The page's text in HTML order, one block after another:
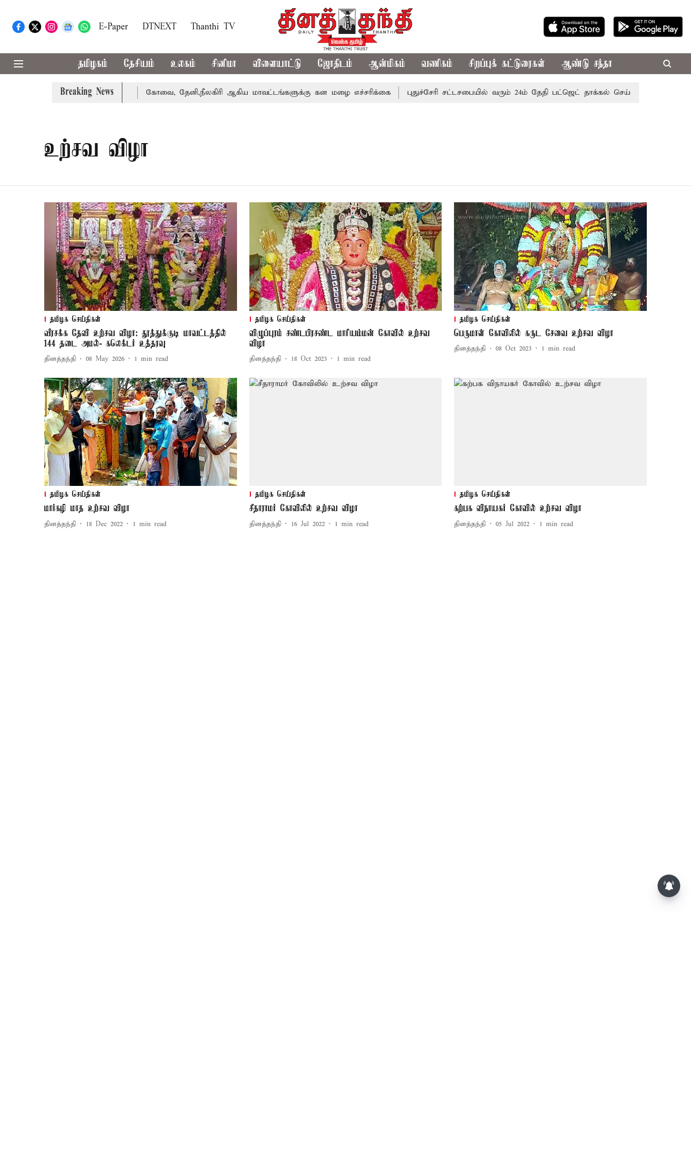
E-Paper DTNEXT Thanthi TV
தமிழகம் தேசியம் உலகம் சினிமா விளையாட்டு ஜோதிடம் ஆன்மிகம் வணிகம் சிறப்புக் கட்டுரைகள் ஆண்டு சந்தா
Breaking News
வழக்கை வாபஸ் பெற்றார் சங்கீதா கோவை, தேனி,நீலகிரி ஆகிய மாவட்டங்களுக்கு கன மழை எச்சரிக்கை புதுச்சேரி சட்டசபையில் வரும் 24ம் தேதி பட்ஜெட் தாக்கல் செய்கிறார் முதல்-
உற்சவ விழா
தமிழக செய்திகள்
வீரசக்க தேவி உற்சவ விழா: தூத்துக்குடி மாவட்டத்தில்
144 தடை அமல்- கலெக்டர் உத்தரவு
தினத்தந்தி 08 May 2026 1 min read
தமிழக செய்திகள்
விழுப்புரம் சண்டபிரசண்ட மாரியம்மன் கோவில் உற்சவ
விழா
தினத்தந்தி 18 Oct 2023 1 min read
தமிழக செய்திகள்
பெருமாள் கோவிலில் கருட சேவை உற்சவ விழா
தினத்தந்தி 08 Oct 2023 1 min read
தமிழக செய்திகள்
மார்கழி மாத உற்சவ விழா
தினத்தந்தி 18 Dec 2022 1 min read
தமிழக செய்திகள்
சீதாராமர் கோவிலில் உற்சவ விழா
தினத்தந்தி 16 Jul 2022 1 min read
தமிழக செய்திகள்
கற்பக விநாயகர் கோவில் உற்சவ விழா
தினத்தந்தி 05 Jul 2022 1 min read